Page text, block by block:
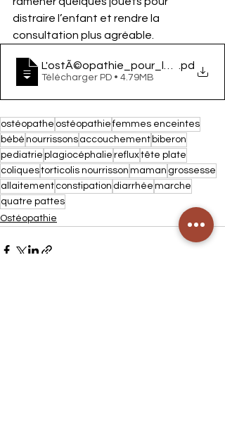
distraire l’enfant et rendre la
consultation plus agréable.
.pd
Télécharger PD • 4.79MB
ostéopathe ostéopathie femmes enceintes
bébé nourrissons accouchement biberon
pediatrie plagiocéphalie refluxtête plate
coliquestorticolis nourrisson maman grossesse
allaitement constipation diarrhée marche
quatre pattes
Ostéopathie